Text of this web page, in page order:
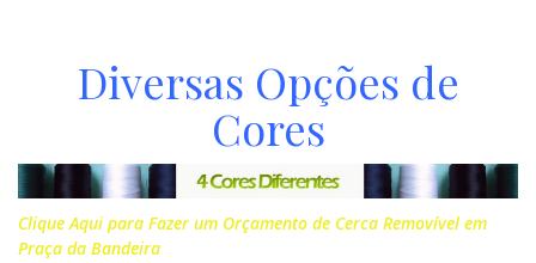
Diversas Opções de
Cores
Clique Aqui para Fazer um Orçamento de Cerca Removível em
Praça da Bandeira